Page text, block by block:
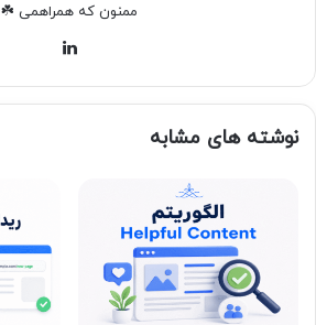
ممنون که همراهمی ☘️
نوشته های مشابه